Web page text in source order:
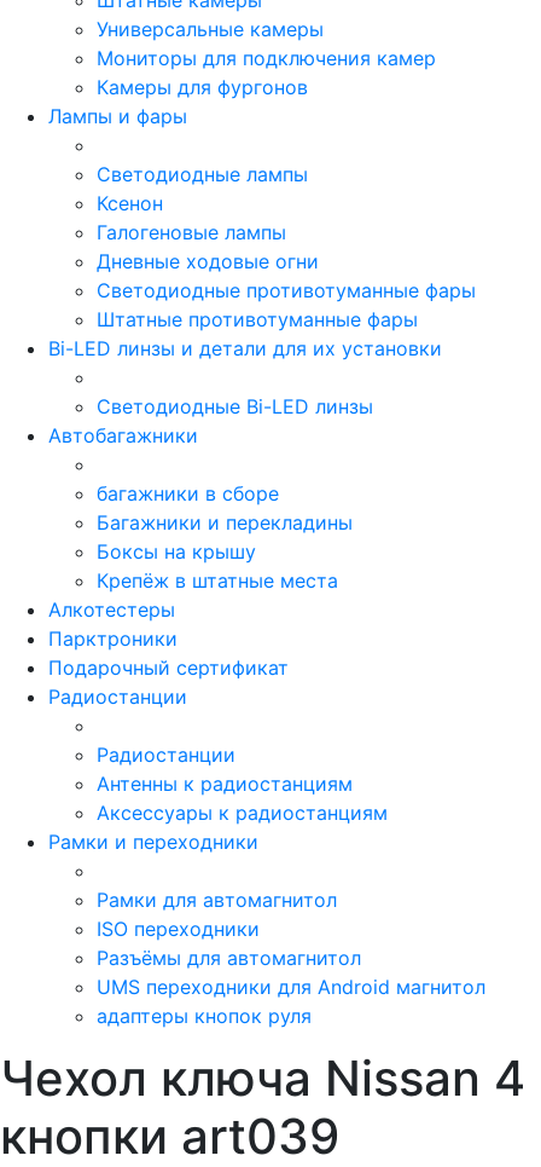
Универсальные камеры
Мониторы для подключения камер
Камеры для фургонов
Лампы и фары
Светодиодные лампы
Ксенон
Галогеновые лампы
Дневные ходовые огни
Светодиодные противотуманные фары
Штатные противотуманные фары
Bi-LED линзы и детали для их установки
Светодиодные Bi-LED линзы
Автобагажники
багажники в сборе
Багажники и перекладины
Боксы на крышу
Крепёж в штатные места
Алкотестеры
Парктроники
Подарочный сертификат
Радиостанции
Радиостанции
Антенны к радиостанциям
Аксессуары к радиостанциям
Рамки и переходники
Рамки для автомагнитол
ISO переходники
Разъёмы для автомагнитол
UMS переходники для Android магнитол
адаптеры кнопок руля
Чехол ключа Nissan 4
кнопки art039